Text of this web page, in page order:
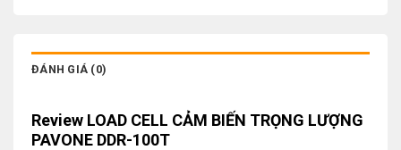
ĐÁNH GIÁ (0)
Review LOAD CELL CẢM BIẾN TRỌNG LƯỢNG
PAVONE DDR-100T